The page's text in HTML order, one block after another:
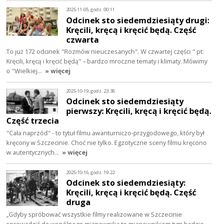
2025-11-05, godz. 00:11
Odcinek sto siedemdziesiąty drugi:
Kręcili, kręcą i kręcić będą. Część
czwarta
To już 172 odcinek "Rozmów nieuczesanych". W czwartej części " pt:
Kręcili, kręcą i kręcić będą" – bardzo mroczne tematy i klimaty. Mówimy
o "Wielkiej… » więcej
2025-10-19, godz. 23:38
Odcinek sto siedemdziesiąty
pierwszy: Kręcili, kręcą i kręcić będą.
Część trzecia
"Cała naprzód" - to tytuł filmu awanturniczo-przygodowego, który był
kręcony w Szczecinie. Choć nie tylko. Egzotyczne sceny filmu kręcono
w autentycznych… » więcej
2025-10-16, godz. 19:22
Odcinek sto siedemdziesiąty:
Kręcili, kręcą i kręcić będą. Część
druga
„Gdyby spróbować wszystkie filmy realizowane w Szczecinie